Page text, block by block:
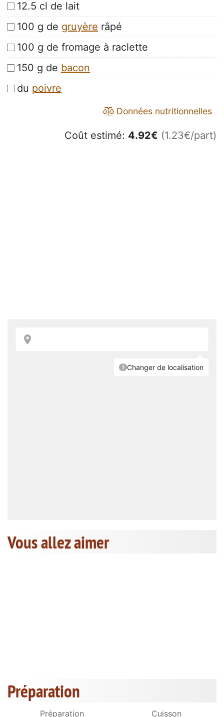
12.5 cl de lait
100 g de gruyère râpé
100 g de fromage à raclette
150 g de bacon
du poivre
Données nutritionnelles
Coût estimé: 4.92€ (1.23€/part)
Vous allez aimer
Préparation
Préparation Cuisson